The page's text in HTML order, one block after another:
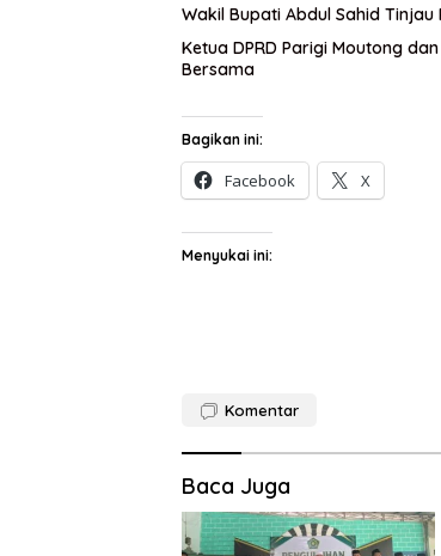
Wakil Bupati Abdul Sahid
Ketua DPRD Parigi Moutong
Bersama
Bagikan ini:
Facebook X
Menyukai ini:
Komentar
Baca Juga